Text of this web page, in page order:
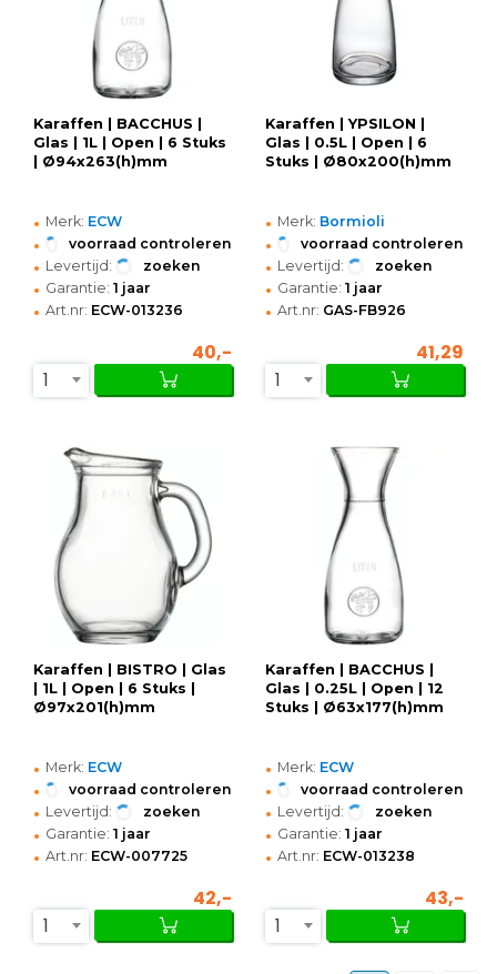
Karaffen | BACCHUS |
Glas | 1L | Open | 6 Stuks
| Ø94x263(h)mm
• Merk: ECW
• voorraad controleren
• Levertijd: zoeken
• Garantie: 1 jaar
• Art.nr: ECW-013236
40,-
1
Karaffen | YPSILON |
Glas | 0.5L | Open | 6
Stuks | Ø80x200(h)mm
• Merk: Bormioli
• voorraad controleren
• Levertijd: zoeken
• Garantie: 1 jaar
• Art.nr: GAS-FB926
41,29
1
Karaffen | BISTRO | Glas
| 1L | Open | 6 Stuks |
Ø97x201(h)mm
• Merk: ECW
• voorraad controleren
• Levertijd: zoeken
• Garantie: 1 jaar
• Art.nr: ECW-007725
42,-
1
Karaffen | BACCHUS |
Glas | 0.25L | Open | 12
Stuks | Ø63x177(h)mm
• Merk: ECW
• voorraad controleren
• Levertijd: zoeken
• Garantie: 1 jaar
• Art.nr: ECW-013238
43,-
1